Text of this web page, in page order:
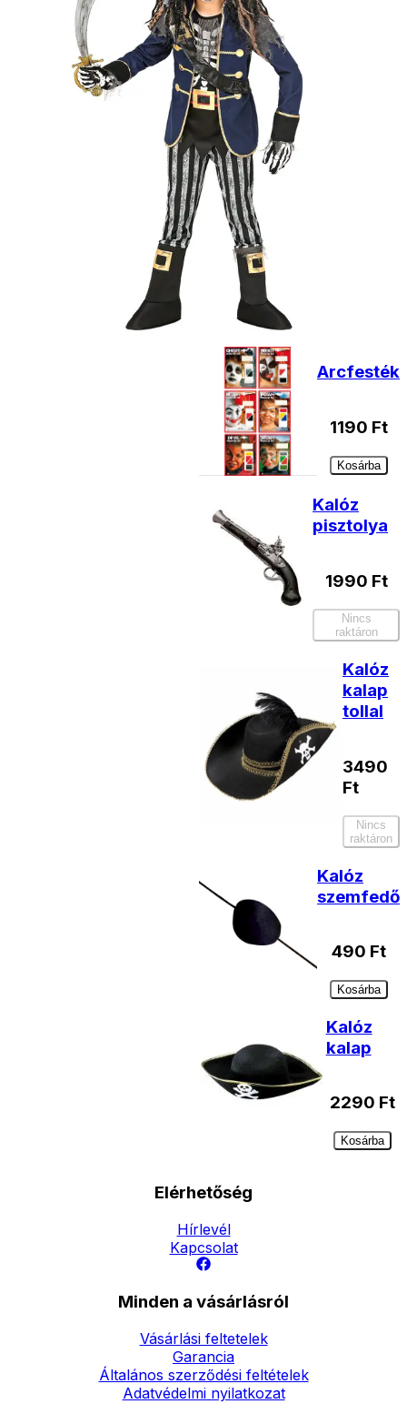
Ár
Darab
Kosárba
Szállítás:
- Csomagautomata: 1190
forinttól
- Házhozszállítás: 2190
forinttól
- Személyes átvétel:
ingyenesen
Kiegészítő
termékek
Arcfesték
1190 Ft
Kosárba
Kalóz
pisztolya
1990 Ft
Nincs
raktáron
Kalóz
kalap
tollal
3490
Ft
Nincs
raktáron
Kalóz
szemfedő
490 Ft
Kosárba
Kalóz
kalap
2290 Ft
Kosárba
Elérhetőség
Hírlevél
Kapcsolat
Minden a vásárlásról
Vásárlási feltetelek
Garancia
Általános szerződési feltételek
Adatvédelmi nyilatkozat